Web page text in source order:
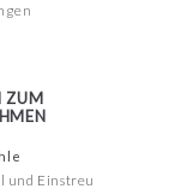
ZUM
und Einstreu